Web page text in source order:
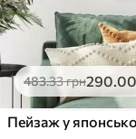
483.33грн290.00